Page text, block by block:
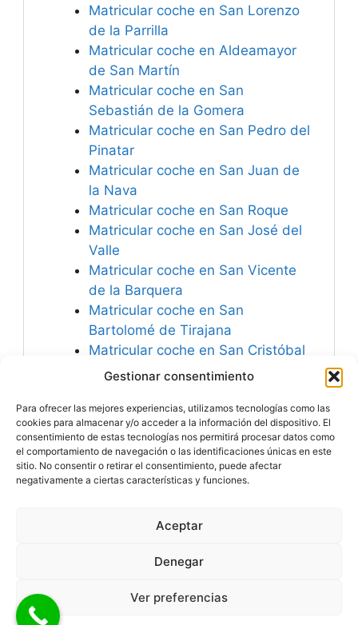
Gestionar consentimiento
Para ofrecer las mejores experiencias, utilizamos tecnologías como las
cookies para almacenar y/o acceder a la información del dispositivo. El
consentimiento de estas tecnologías nos permitirá procesar datos como
el comportamiento de navegación o las identificaciones únicas en este
sitio. No consentir o retirar el consentimiento, puede afectar
negativamente a ciertas características y funciones.
Aceptar
Denegar
Ver preferencias
Matricular coche en San Lorenzo
de la Parrilla
Matricular coche en Aldeamayor
de San Martín
Matricular coche en San
Sebastián de la Gomera
Matricular coche en San Pedro del
Pinatar
Matricular coche en San Juan de
la Nava
Matricular coche en San Roque
Matricular coche en San José del
Valle
Matricular coche en San Vicente
de la Barquera
Matricular coche en San
Bartolomé de Tirajana
Matricular coche en San Cristóbal
de la Cuesta
del Valle
Importación.
reservados
Aviso Legal Política de Cookies|Política de Privacidad